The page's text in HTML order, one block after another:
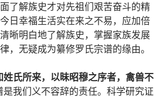
了解族史才对先祖们艰苦奋斗的精
日幸福生活实在来之不易，应加倍
晰明白地了解族史，掌握家族发展
，无疑成为纂修罗氏宗谱的缘由。
姓氏所来，以昧昭穆之序者，禽兽不
我们义不容辞的责任。科学研究证